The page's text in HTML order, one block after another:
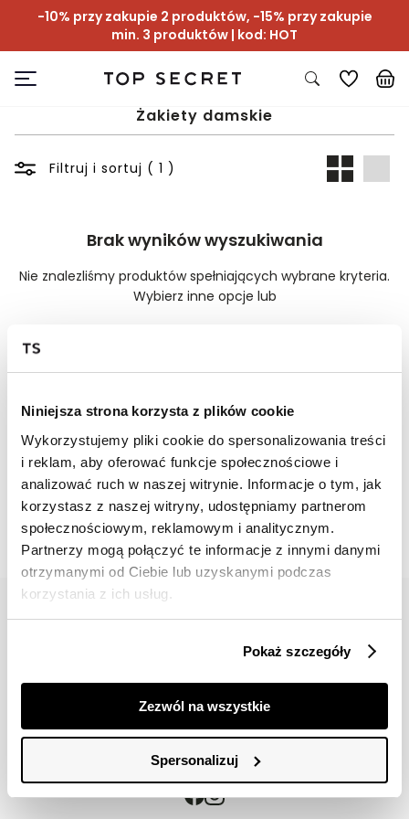
Niniejsza strona korzysta z plików cookie
Wykorzystujemy pliki cookie do spersonalizowania treści
i reklam, aby oferować funkcje społecznościowe i
analizować ruch w naszej witrynie. Informacje o tym, jak
korzystasz z naszej witryny, udostępniamy partnerom
społecznościowym, reklamowym i analitycznym.
Partnerzy mogą połączyć te informacje z innymi danymi
otrzymanymi od Ciebie lub uzyskanymi podczas
korzystania z ich usług.
Pokaż szczegóły
Zezwól na wszystkie
Spersonalizuj
-10% przy zakupie 2 produktów, -15% przy zakupie
min. 3 produktów | kod: HOT
Żakiety damskie
Filtruj i sortuj ( 1 )
Brak wyników wyszukiwania
Nie znalezliśmy produktów spełniających wybrane kryteria.
Wybierz inne opcje lub
📸 OZNACZAJ NAS NA ZDJĘCIACH
#topsecretfashion
Znajdź nas